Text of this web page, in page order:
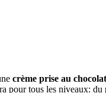
crème prise au
tous les niveaux: